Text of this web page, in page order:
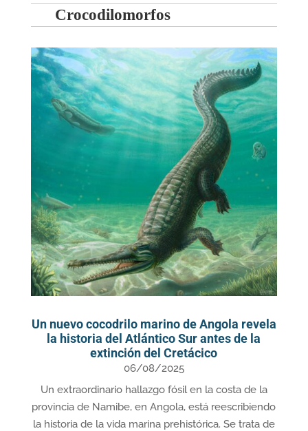
Crocodilomorfos
Un nuevo cocodrilo marino de Angola revela
la historia del Atlántico Sur antes de la
extinción del Cretácico
06/08/2025
Un extraordinario hallazgo fósil en la costa de la
provincia de Namibe, en Angola, está reescribiendo
la historia de la vida marina prehistórica. Se trata de